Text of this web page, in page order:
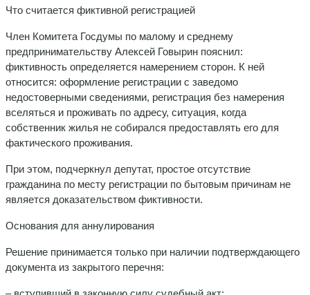
Что считается фиктивной регистрацией
Член Комитета Госдумы по малому и среднему
предпринимательству Алексей Говырин пояснил:
фиктивность определяется намерением сторон. К ней
относится: оформление регистрации с заведомо
недостоверными сведениями, регистрация без намерения
вселяться и проживать по адресу, ситуация, когда
собственник жилья не собирался предоставлять его для
фактического проживания.
При этом, подчеркнул депутат, простое отсутствие
гражданина по месту регистрации по бытовым причинам не
является доказательством фиктивности.
Основания для аннулирования
Решение принимается только при наличии подтверждающего
документа из закрытого перечня: